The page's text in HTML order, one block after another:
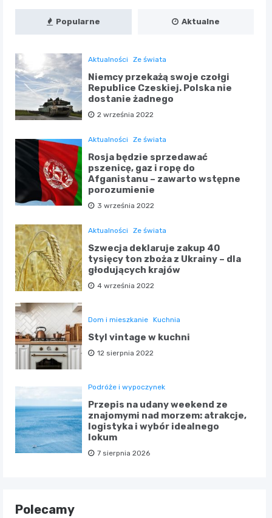
Popularne Aktualne
Aktualności Ze świata
Niemcy przekażą swoje czołgi
Republice Czeskiej. Polska nie
dostanie żadnego
2 września 2022
Aktualności Ze świata
Rosja będzie sprzedawać
pszenicę, gaz i ropę do
Afganistanu – zawarto wstępne
porozumienie
3 września 2022
Aktualności Ze świata
Szwecja deklaruje zakup 40
tysięcy ton zboża z Ukrainy – dla
głodujących krajów
4 września 2022
Dom i mieszkanie Kuchnia
Styl vintage w kuchni
12 sierpnia 2022
Podróże i wypoczynek
Przepis na udany weekend ze
znajomymi nad morzem: atrakcje,
logistyka i wybór idealnego
lokum
7 sierpnia 2026
Polecamy